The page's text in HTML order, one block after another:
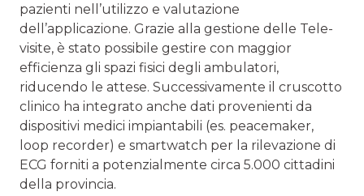
pazienti nell’utilizzo e valutazione
dell’applicazione. Grazie alla gestione delle Tele-
visite, è stato possibile gestire con maggior
efficienza gli spazi fisici degli ambulatori,
riducendo le attese. Successivamente il cruscotto
clinico ha integrato anche dati provenienti da
dispositivi medici impiantabili (es. peacemaker,
loop recorder) e smartwatch per la rilevazione di
ECG forniti a potenzialmente circa 5.000 cittadini
della provincia.